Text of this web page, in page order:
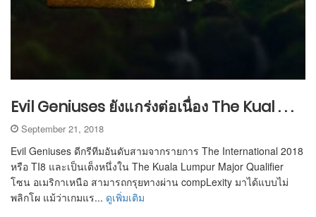
Evil Geniuses ยังแกร่งต่อเนื่อง The Kual . . .
September 21, 2018
Evil Geniuses ดีกรีทีมอันดับสามจากรายการ The International 2018
หรือ TI8 และเป็นเต็งหนึ่งใน The Kuala Lumpur Major Qualifier
โซน อเมริกาเหนือ สามารถกรุยทางผ่าน compLexity มาได้แบบไม่
พลิกโผ แม้ว่าเกมแร... ดูเพิ่มเติม